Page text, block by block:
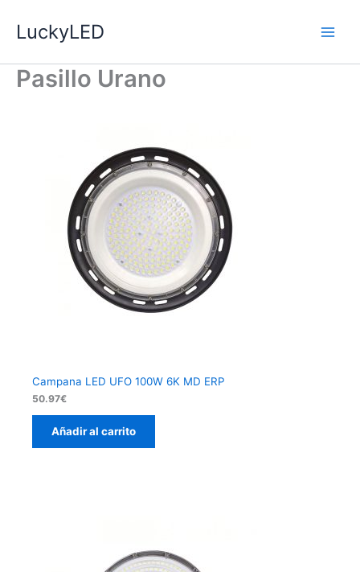
LuckyLED
Pasillo Urano
Campana LED UFO 100W 6K MD ERP
50.97€
Añadir al carrito